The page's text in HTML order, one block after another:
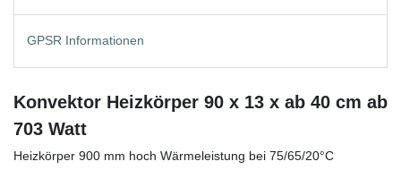
GPSR Informationen
Konvektor Heizkörper 90 x 13 x ab 40 cm ab
703 Watt
Heizkörper 900 mm hoch Wärmeleistung bei 75/65/20°C